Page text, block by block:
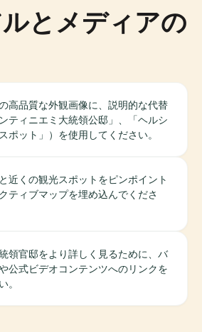
とメディアの
高品質な外観画像に、説明的な代替
ティニエミ大統領公邸」、「ヘルシ
ポット」）を使用してください。
近くの観光スポットをピンポイント
ティブマップを埋め込んでくださ
領官邸をより詳しく見るために、バ
公式ビデオコンテンツへのリンクを
。